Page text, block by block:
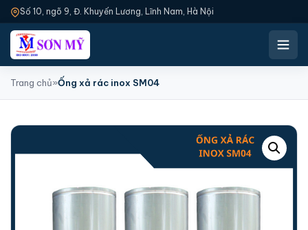
Số 10, ngõ 9, Đ. Khuyến Lương, Lĩnh Nam, Hà Nội
Trang chủ»Ống xả rác inox SM04